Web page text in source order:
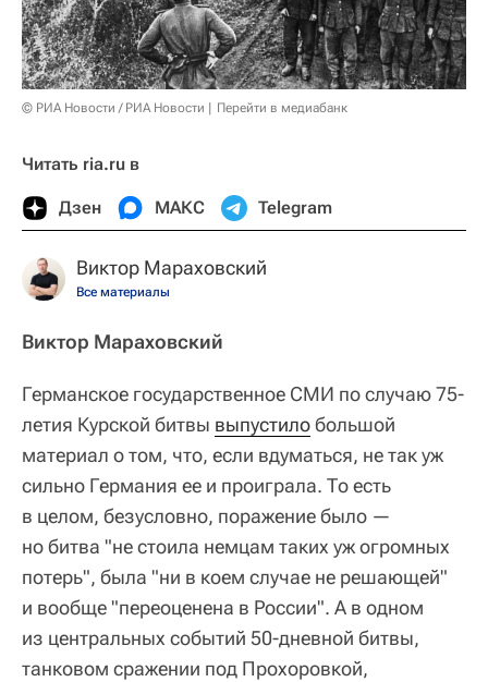
© РИА Новости / РИА Новости Перейти в медиабанк
Читать ria.ru в
Дзен МАКС Telegram
Виктор Мараховский
Все материалы
Виктор Мараховский
Германское государственное СМИ по случаю 75-
летия Курской битвы выпустилобольшой
материал о том, что, если вдуматься, не так уж
сильно Германия ее и проиграла. То есть
в целом, безусловно, поражение было —
но битва "не стоила немцам таких уж огромных
потерь", была "ни в коем случае не решающей"
и вообще "переоценена в России". А в одном
из центральных событий 50-дневной битвы,
танковом сражении под Прохоровкой,